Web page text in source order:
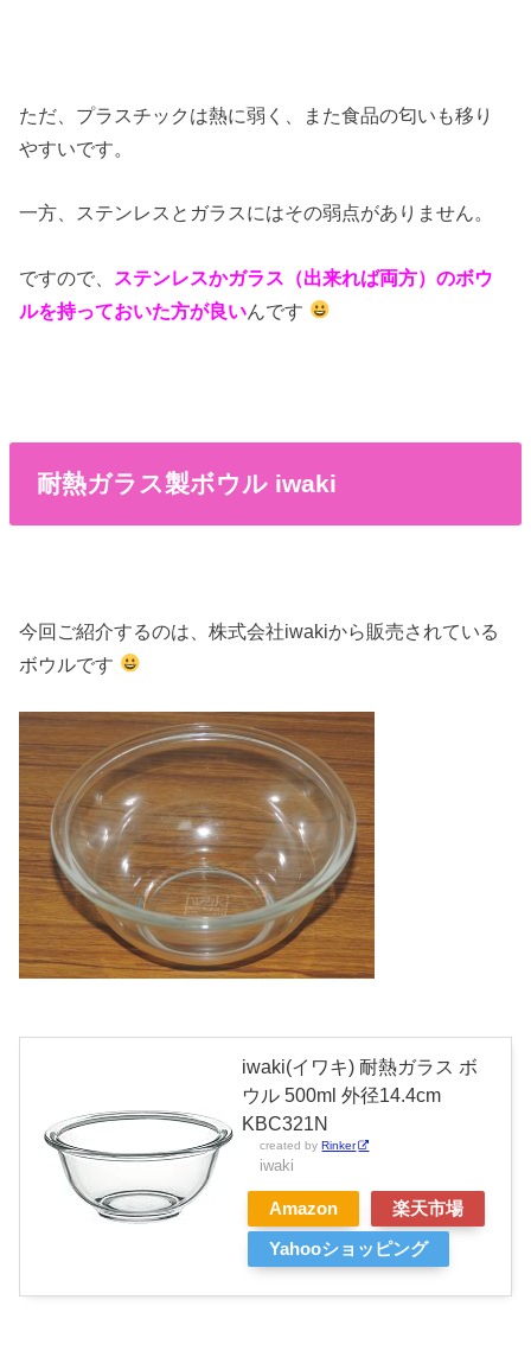
ただ、プラスチックは熱に弱く、また食品の匂いも移り
やすいです。
一方、ステンレスとガラスにはその弱点がありません。
ですので、 ステンレスかガラス（出来れば両方）のボウ
ルを持っておいた方が良いんです
耐熱ガラス製ボウル iwaki
今回ご紹介するのは、株式会社iwakiから販売されている
ボウルです
iwaki(イワキ) 耐熱ガラス ボ
ウル 500ml 外径14.4cm
KBC321N
created byRinker
iwaki
Amazon 楽天市場
Yahooショッピング